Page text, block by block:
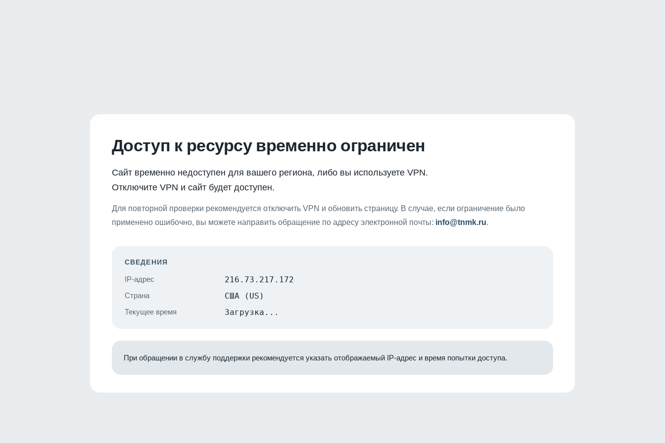
Доступ к ресурсу временно ограничен
Сайт временно недоступен для вашего региона, либо вы используете VPN.
Отключите VPN и сайт будет доступен.
Для повторной проверки рекомендуется отключить VPN и обновить страницу. В случае, если ограничение было
применено ошибочно, вы можете направить обращение по адресу электронной почты: info@tnmk.ru.
СВЕДЕНИЯ
IP-адрес 216.73.217.172
Страна США (US)
Текущее время Загрузка...
При обращении в службу поддержки рекомендуется указать отображаемый IP-адрес и время попытки доступа.